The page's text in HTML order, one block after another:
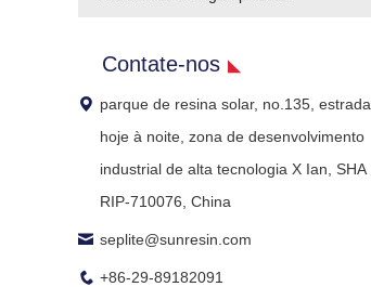
Contate-nos
parque de resina solar, no.135, estrada
hoje à noite, zona de desenvolvimento
industrial de alta tecnologia X Ian, SHA
RIP-710076, China
seplite@sunresin.com
+86-29-89182091